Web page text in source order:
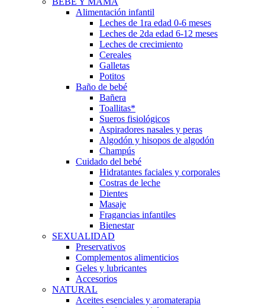
Alimentación infantil
Leches de 1ra edad 0-6 meses
Leches de 2da edad 6-12 meses
Leches de crecimiento
Cereales
Galletas
Potitos
Baño de bebé
Bañera
Toallitas*
Sueros fisiológicos
Aspiradores nasales y peras
Algodón y hisopos de algodón
Champús
Cuidado del bebé
Hidratantes faciales y corporales
Costras de leche
Dientes
Masaje
Fragancias infantiles
Bienestar
SEXUALIDAD
Preservativos
Complementos alimenticios
Geles y lubricantes
Accesorios
NATURAL
Aceites esenciales y aromaterapia